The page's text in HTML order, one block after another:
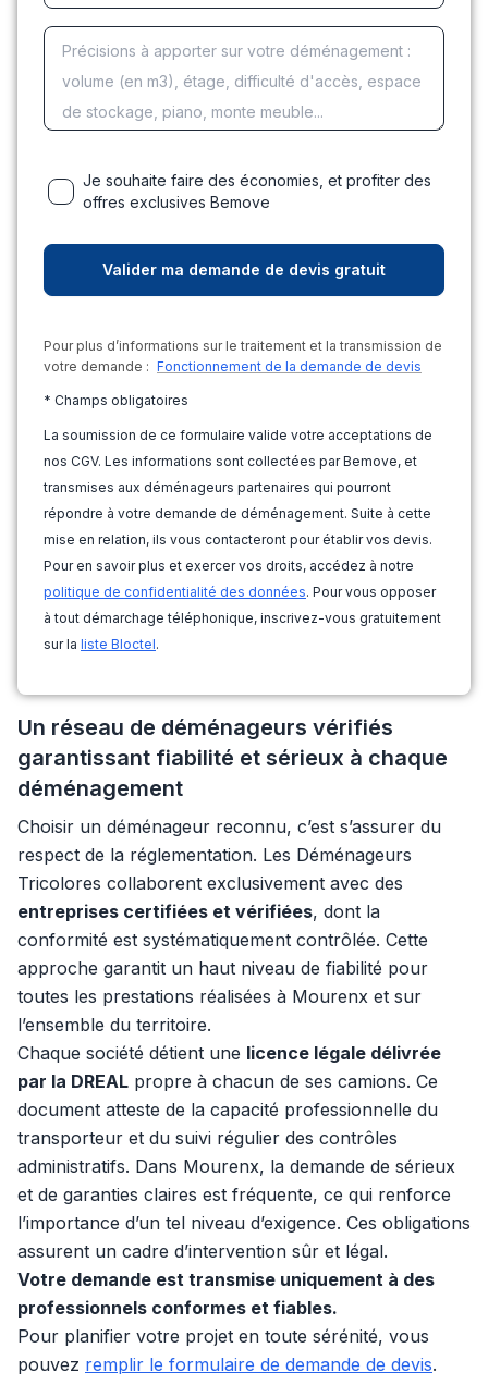
Je souhaite faire des économies, et profiter des
offres exclusives Bemove
Pour plus d’informations sur le traitement et la transmission de
votre demande : Fonctionnement de la demande de devis
* Champs obligatoires
La soumission de ce formulaire valide votre acceptations de
nos CGV. Les informations sont collectées par Bemove, et
transmises aux déménageurs partenaires qui pourront
répondre à votre demande de déménagement. Suite à cette
mise en relation, ils vous contacteront pour établir vos devis.
Pour en savoir plus et exercer vos droits, accédez à notre
politique de confidentialité des données. Pour vous opposer
à tout démarchage téléphonique, inscrivez-vous gratuitement
sur la liste Bloctel.
Un réseau de déménageurs vérifiés
garantissant fiabilité et sérieux à chaque
déménagement
Choisir un déménageur reconnu, c’est s’assurer du
respect de la réglementation. Les Déménageurs
Tricolores collaborent exclusivement avec des
entreprises certifiées et vérifiées, dont la
conformité est systématiquement contrôlée. Cette
approche garantit un haut niveau de fiabilité pour
toutes les prestations réalisées à Mourenx et sur
l’ensemble du territoire.
Chaque société détient une licence légale délivrée
par la DREAL propre à chacun de ses camions. Ce
document atteste de la capacité professionnelle du
transporteur et du suivi régulier des contrôles
administratifs. Dans Mourenx, la demande de sérieux
et de garanties claires est fréquente, ce qui renforce
l’importance d’un tel niveau d’exigence. Ces obligations
assurent un cadre d’intervention sûr et légal.
Votre demande est transmise uniquement à des
professionnels conformes et fiables.
Pour planifier votre projet en toute sérénité, vous
pouvez remplir le formulaire de demande de devis.